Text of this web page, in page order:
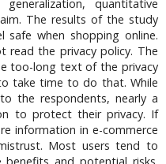
quantitative
The results of the study
when shopping online.
read the privacy policy. The
too-long text of the privacy
take time to do that. While
the respondents, nearly a
to protect their privacy. If
information in e-commerce
Most users tend to